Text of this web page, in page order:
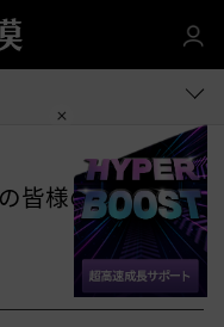
皆様のために準